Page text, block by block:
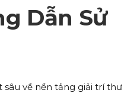
Video Button
Testimonials
Client Carousel
Dẫn Sử
về nền tảng giải trí thư